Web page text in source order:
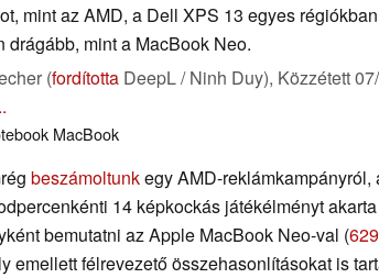
mint az AMD, a Dell XPS 13 egyes régiókban
drágább, mint a MacBook Neo.
(fordította DeepL / Ninh Duy), Közzétett
MacBook
beszámoltunkegy AMD-reklámkampányról,
14 képkockás játékélményt akarta
bemutatni az Apple MacBook Neo-val (
emellett félrevezető összehasonlításokat is